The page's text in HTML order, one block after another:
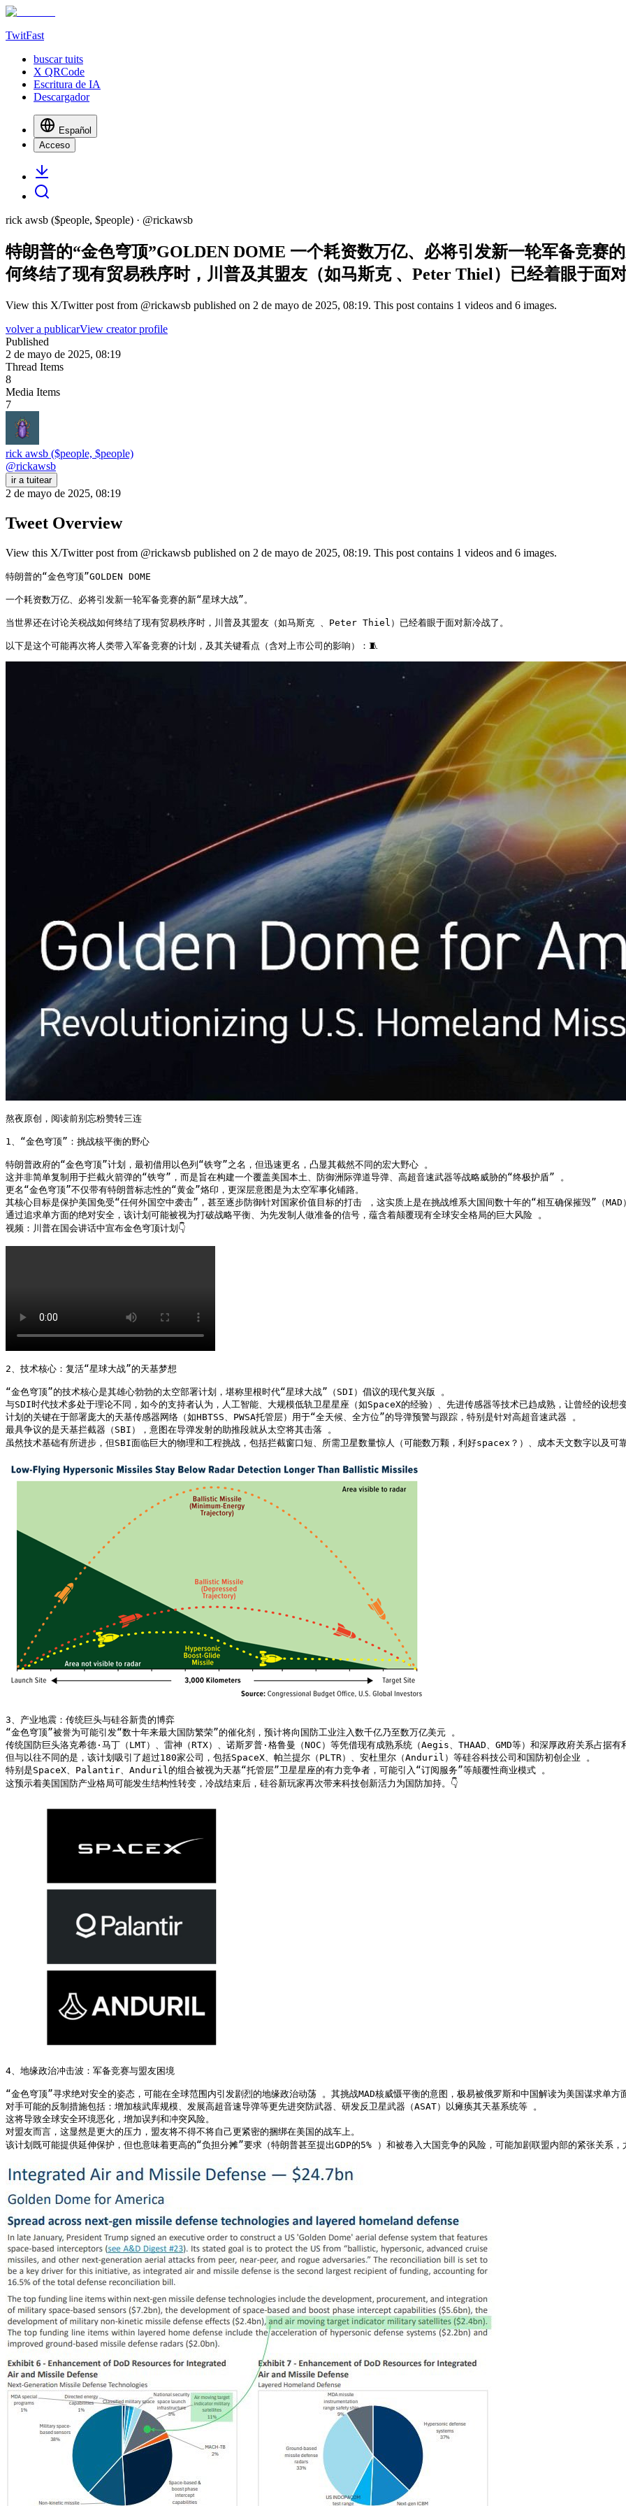
TwitFast
buscar tuits
X QRCode
Escritura de IA
Descargador
Español
Acceso
rick awsb ($people, $people) · @rickawsb
特朗普的“金色穹顶”GOLDEN DOME 一个耗资数万亿、必将引发新一轮军备竞赛
何终结了现有贸易秩序时，川普及其盟友（如马斯克 、Peter Thiel）已经着眼于面
View this X/Twitter post from @rickawsb published on 2 de mayo de 2025, 08:19. This post contains 1 videos and 6 images.
volver a publicarView creator profile
Published
2 de mayo de 2025, 08:19
Thread Items
8
Media Items
7
rick awsb ($people, $people)
@rickawsb
ir a tuitear
2 de mayo de 2025, 08:19
Tweet Overview
View this X/Twitter post from @rickawsb published on 2 de mayo de 2025, 08:19. This post contains 1 videos and 6 images.
特朗普的“金色穹顶”GOLDEN DOME
一个耗资数万亿、必将引发新一轮军备竞赛的新“星球大战”。
当世界还在讨论关税战如何终结了现有贸易秩序时，川普及其盟友（如马斯克 、Peter Thiel）已经着眼于面对新冷战了。
以下是这个可能再次将人类带入军备竞赛的计划，及其关键看点（含对上市公司的影响）：🧵
熬夜原创，阅读前别忘粉赞转三连
1、“金色穹顶”：挑战核平衡的野心
特朗普政府的“金色穹顶”计划，最初借用以色列“铁穹”之名，但迅速更名，凸显其截然不同的宏大野心 。
这并非简单复制用于拦截火箭弹的“铁穹”，而是旨在构建一个覆盖美国本土、防御洲际弹道导弹、高超音速武器等战略威胁的“终极护盾” 。
更名“金色穹顶”不仅带有特朗普标志性的“黄金”烙印，更深层意图是为太空军事化铺路。
其核心目标是保护美国免受“任何外国空中袭击”，甚至逐步防御针对国家价值目标的打击 ，这实质上是在挑战维系大国间数十年的“相互确保摧毁”（MAD
通过追求单方面的绝对安全，该计划可能被视为打破战略平衡、为先发制人做准备的信号，蕴含着颠覆现有全球安全格局的巨大风险 。
视频：川普在国会讲话中宣布金色穹顶计划👇
2、技术核心：复活“星球大战”的天基梦想
“金色穹顶”的技术核心是其雄心勃勃的太空部署计划，堪称里根时代“星球大战”（SDI）倡议的现代复兴版 。
与SDI时代技术多处于理论不同，如今的支持者认为，人工智能、大规模低轨卫星星座（如SpaceX的经验）、先进传感器等技术已趋成熟，让曾经的设想
计划的关键在于部署庞大的天基传感器网络（如HBTSS、PWSA托管层）用于“全天候、全方位”的导弹预警与跟踪，特别是针对高超音速武器 。
最具争议的是天基拦截器（SBI），意图在导弹发射的助推段就从太空将其击落 。
虽然技术基础有所进步，但SBI面临巨大的物理和工程挑战，包括拦截窗口短、所需卫星数量惊人（可能数万颗，利好spacex？）、成本天文数字以及可
3、产业地震：传统巨头与硅谷新贵的博弈
“金色穹顶”被誉为可能引发“数十年来最大国防繁荣”的催化剂，预计将向国防工业注入数千亿乃至数万亿美元 。
传统国防巨头洛克希德·马丁（LMT）、雷神（RTX）、诺斯罗普·格鲁曼（NOC）等凭借现有成熟系统（Aegis、THAAD、GMD等）和深厚政府关系占据有
但与以往不同的是，该计划吸引了超过180家公司，包括SpaceX、帕兰提尔（PLTR）、安杜里尔（Anduril）等硅谷科技公司和国防初创企业 。
特别是SpaceX、Palantir、Anduril的组合被视为天基“托管层”卫星星座的有力竞争者，可能引入“订阅服务”等颠覆性商业模式 。
这预示着美国国防产业格局可能发生结构性转变，冷战结束后，硅谷新玩家再次带来科技创新活力为国防加持。👇
4、地缘政治冲击波：军备竞赛与盟友困境
“金色穹顶”寻求绝对安全的姿态，可能在全球范围内引发剧烈的地缘政治动荡 。其挑战MAD核威慑平衡的意图，极易被俄罗斯和中国解读为美国谋求单方
对手可能的反制措施包括：增加核武库规模、发展高超音速导弹等更先进突防武器、研发反卫星武器（ASAT）以瘫痪其天基系统等 。
这将导致全球安全环境恶化，增加误判和冲突风险。
对盟友而言，这显然是更大的压力，盟友将不得不将自己更紧密的捆绑在美国的战车上。
该计划既可能提供延伸保护，但也意味着更高的“负担分摊”要求（特朗普甚至提出GDP的5% ）和被卷入大国竞争的风险，可能加剧联盟内部的紧张关系，